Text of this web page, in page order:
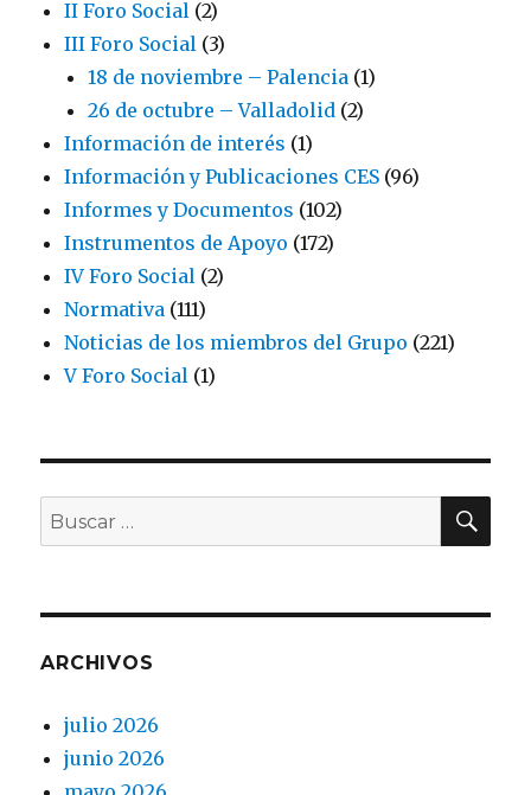
II Foro Social (2)
III Foro Social (3)
18 de noviembre – Palencia (1)
26 de octubre – Valladolid (2)
Información de interés (1)
Información y Publicaciones CES (96)
Informes y Documentos (102)
Instrumentos de Apoyo (172)
IV Foro Social (2)
Normativa (111)
Noticias de los miembros del Grupo (221)
V Foro Social (1)
Buscar
por:
ARCHIVOS
julio 2026
junio 2026